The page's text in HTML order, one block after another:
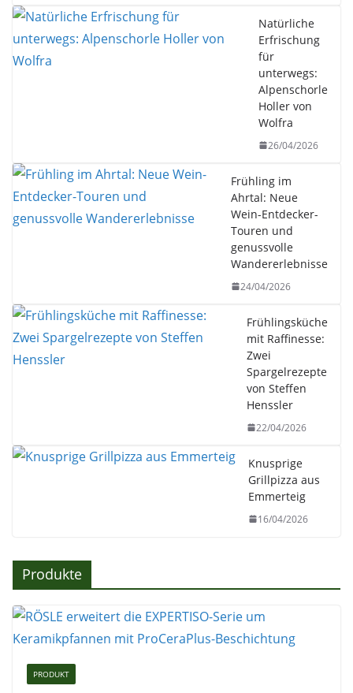
Natürliche
Erfrischung
für
unterwegs:
Alpenschorle
Holler von
Wolfra
26/04/2026
Frühling im
Ahrtal: Neue
Wein-Entdecker-
Touren und
genussvolle
Wandererlebnisse
24/04/2026
Frühlingsküche
mit Raffinesse:
Zwei
Spargelrezepte
von Steffen
Henssler
22/04/2026
Knusprige
Grillpizza aus
Emmerteig
16/04/2026
Produkte
PRODUKT